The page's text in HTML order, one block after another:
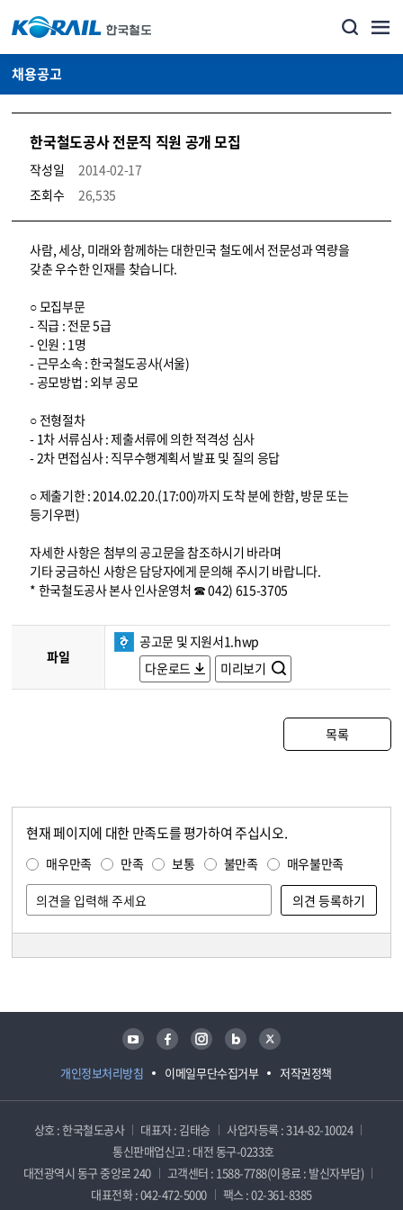
채용공고
한국철도공사 전문직 직원 공개 모집
작성일
2014-02-17
조회수
26,535
코레일소개_경영공시_채용공고 상세보기 – 내용, 파일, 담당자 연락처로 구성
사람, 세상, 미래와 함께하는 대한민국 철도에서 전문성과 역량을
갖춘 우수한 인재를 찾습니다.
○ 모집부문
- 직급 : 전문 5급
- 인원 : 1명
- 근무소속 : 한국철도공사(서울)
- 공모방법 : 외부 공모
○ 전형절차
- 1차 서류심사 : 제출서류에 의한 적격성 심사
- 2차 면접심사 : 직무수행계획서 발표 및 질의 응답
○ 제출기한 : 2014.02.20.(17:00)까지 도착 분에 한함, 방문 또는
등기우편)
자세한 사항은 첨부의 공고문을 참조하시기 바라며
기타 궁금하신 사항은 담당자에게 문의해 주시기 바랍니다.
* 한국철도공사 본사 인사운영처 ☎ 042) 615-3705
파일
공고문 및 지원서1.hwp
다운로드
미리보기
목록
현재 페이지에 대한 만족도를 평가하여 주십시오.
매우만족 만족 보통 불만족 매우불만족
개인정보처리방침 이메일무단수집거부 저작권정책
유튜브 페이스북 인스타그램 블로그 트위터
상호 : 한국철도공사 대표자 : 김태승
사업자등록 : 314-82-10024
통신판매업신고 : 대전 동구-0233호
대전광역시 동구 중앙로 240
고객센터 : 1588-7788(이용료 : 발신자부담)
대표전화 : 042-472-5000
팩스 : 02-361-8385